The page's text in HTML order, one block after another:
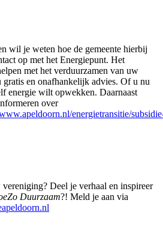
wil je weten hoe de gemeente hierbij
op met het Energiepunt. Het
met het verduurzamen van uw
gratis en onafhankelijk advies. Of u nu
energie wilt opwekken. Daarnaast
over
energietransitie/
Deel je verhaal en inspireer
Duurzaam?! Meld je aan via